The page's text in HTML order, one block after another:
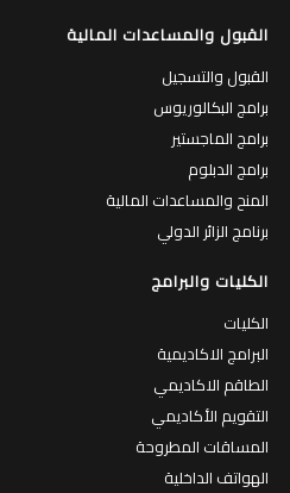
القبول والمساعدات المالية
القبول والتسجيل
برامج البكالوريوس
برامج الماجستير
برامج الدبلوم
المنح والمساعدات المالية
برنامج الزائر الدولي
الكليات والبرامج
الكليات
البرامج الاكاديمية
الطاقم الاكاديمي
التقويم الأكاديمي
المساقات المطروحة
الهواتف الداخلية